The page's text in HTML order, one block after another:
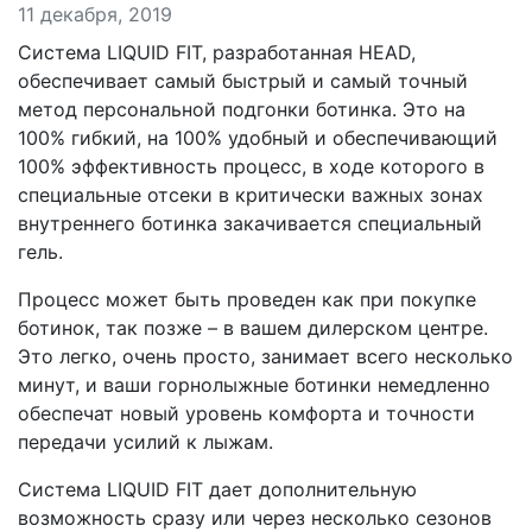
11 декабря, 2019
Система LIQUID FIT, разработанная HEAD,
обеспечивает самый быстрый и самый точный
метод персональной подгонки ботинка. Это на
100% гибкий, на 100% удобный и обеспечивающий
100% эффективность процесс, в ходе которого в
специальные отсеки в критически важных зонах
внутреннего ботинка закачивается специальный
гель.
Процесс может быть проведен как при покупке
ботинок, так позже – в вашем дилерском центре.
Это легко, очень просто, занимает всего несколько
минут, и ваши горнолыжные ботинки немедленно
обеспечат новый уровень комфорта и точности
передачи усилий к лыжам.
Cистема LIQUID FIT дает дополнительную
возможность сразу или через несколько сезонов